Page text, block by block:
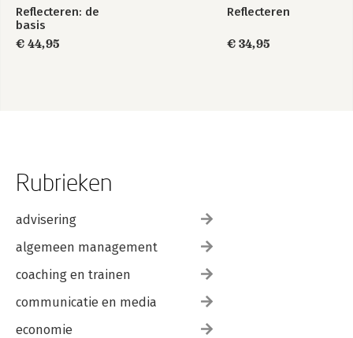
Reflecteren: de
basis
€ 44,95
Reflecteren
€ 34,95
Rubrieken
advisering
algemeen management
coaching en trainen
communicatie en media
economie